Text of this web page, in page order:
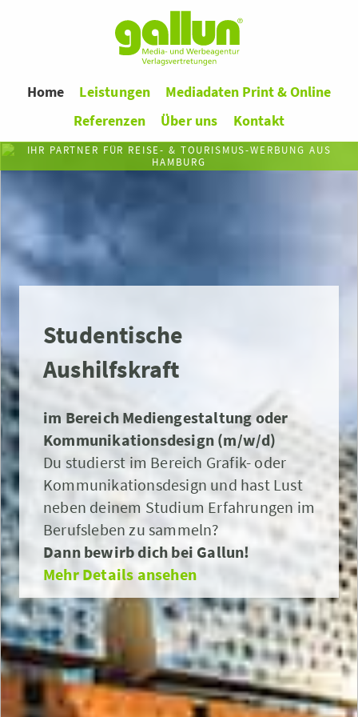
Home Leistungen
Mediadaten Print & Online
Referenzen
Über uns Kontakt
IHR PARTNER FÜR REISE- & TOURISMUS-WERBUNG AUS
HAMBURG
Studentische
Aushilfskraft
im Bereich Mediengestaltung oder
Kommunikationsdesign (m/w/d)
Du studierst im Bereich Grafik- oder
Kommunikationsdesign und hast Lust
neben deinem Studium Erfahrungen im
Berufsleben zu sammeln?
Dann bewirb dich bei Gallun!
Mehr Details ansehen